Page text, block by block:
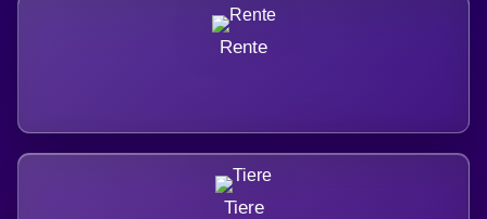
Rente
Tiere